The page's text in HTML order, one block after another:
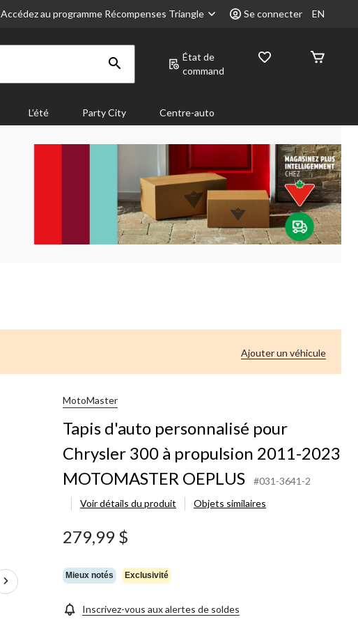
Accédez au programme Récompenses Triangle Se connecter EN
État de
command
L’été Party City Centre-auto
Ajouter un véhicule
MotoMaster
Tapis d'auto personnalisé pour
Chrysler 300 à propulsion 2011-2023
MOTOMASTER OEPLUS
#031-3641-2
Voir détails du produit
Objets similaires
279,99 $
Mieux notés Exclusivité
Inscrivez-vous aux alertes de soldes